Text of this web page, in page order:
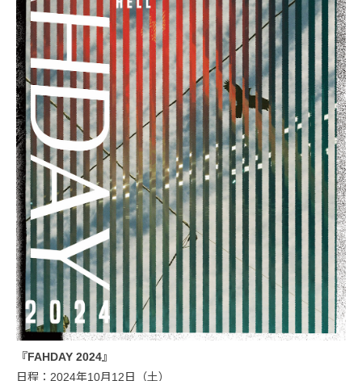
『FAHDAY 2024』
日程：2024年10月12日（土）